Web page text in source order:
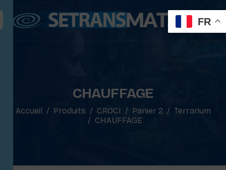
CHAUFFAGE
Accueil Produits CROCI Panier 2
Terrarium
CHAUFFAGE
FR